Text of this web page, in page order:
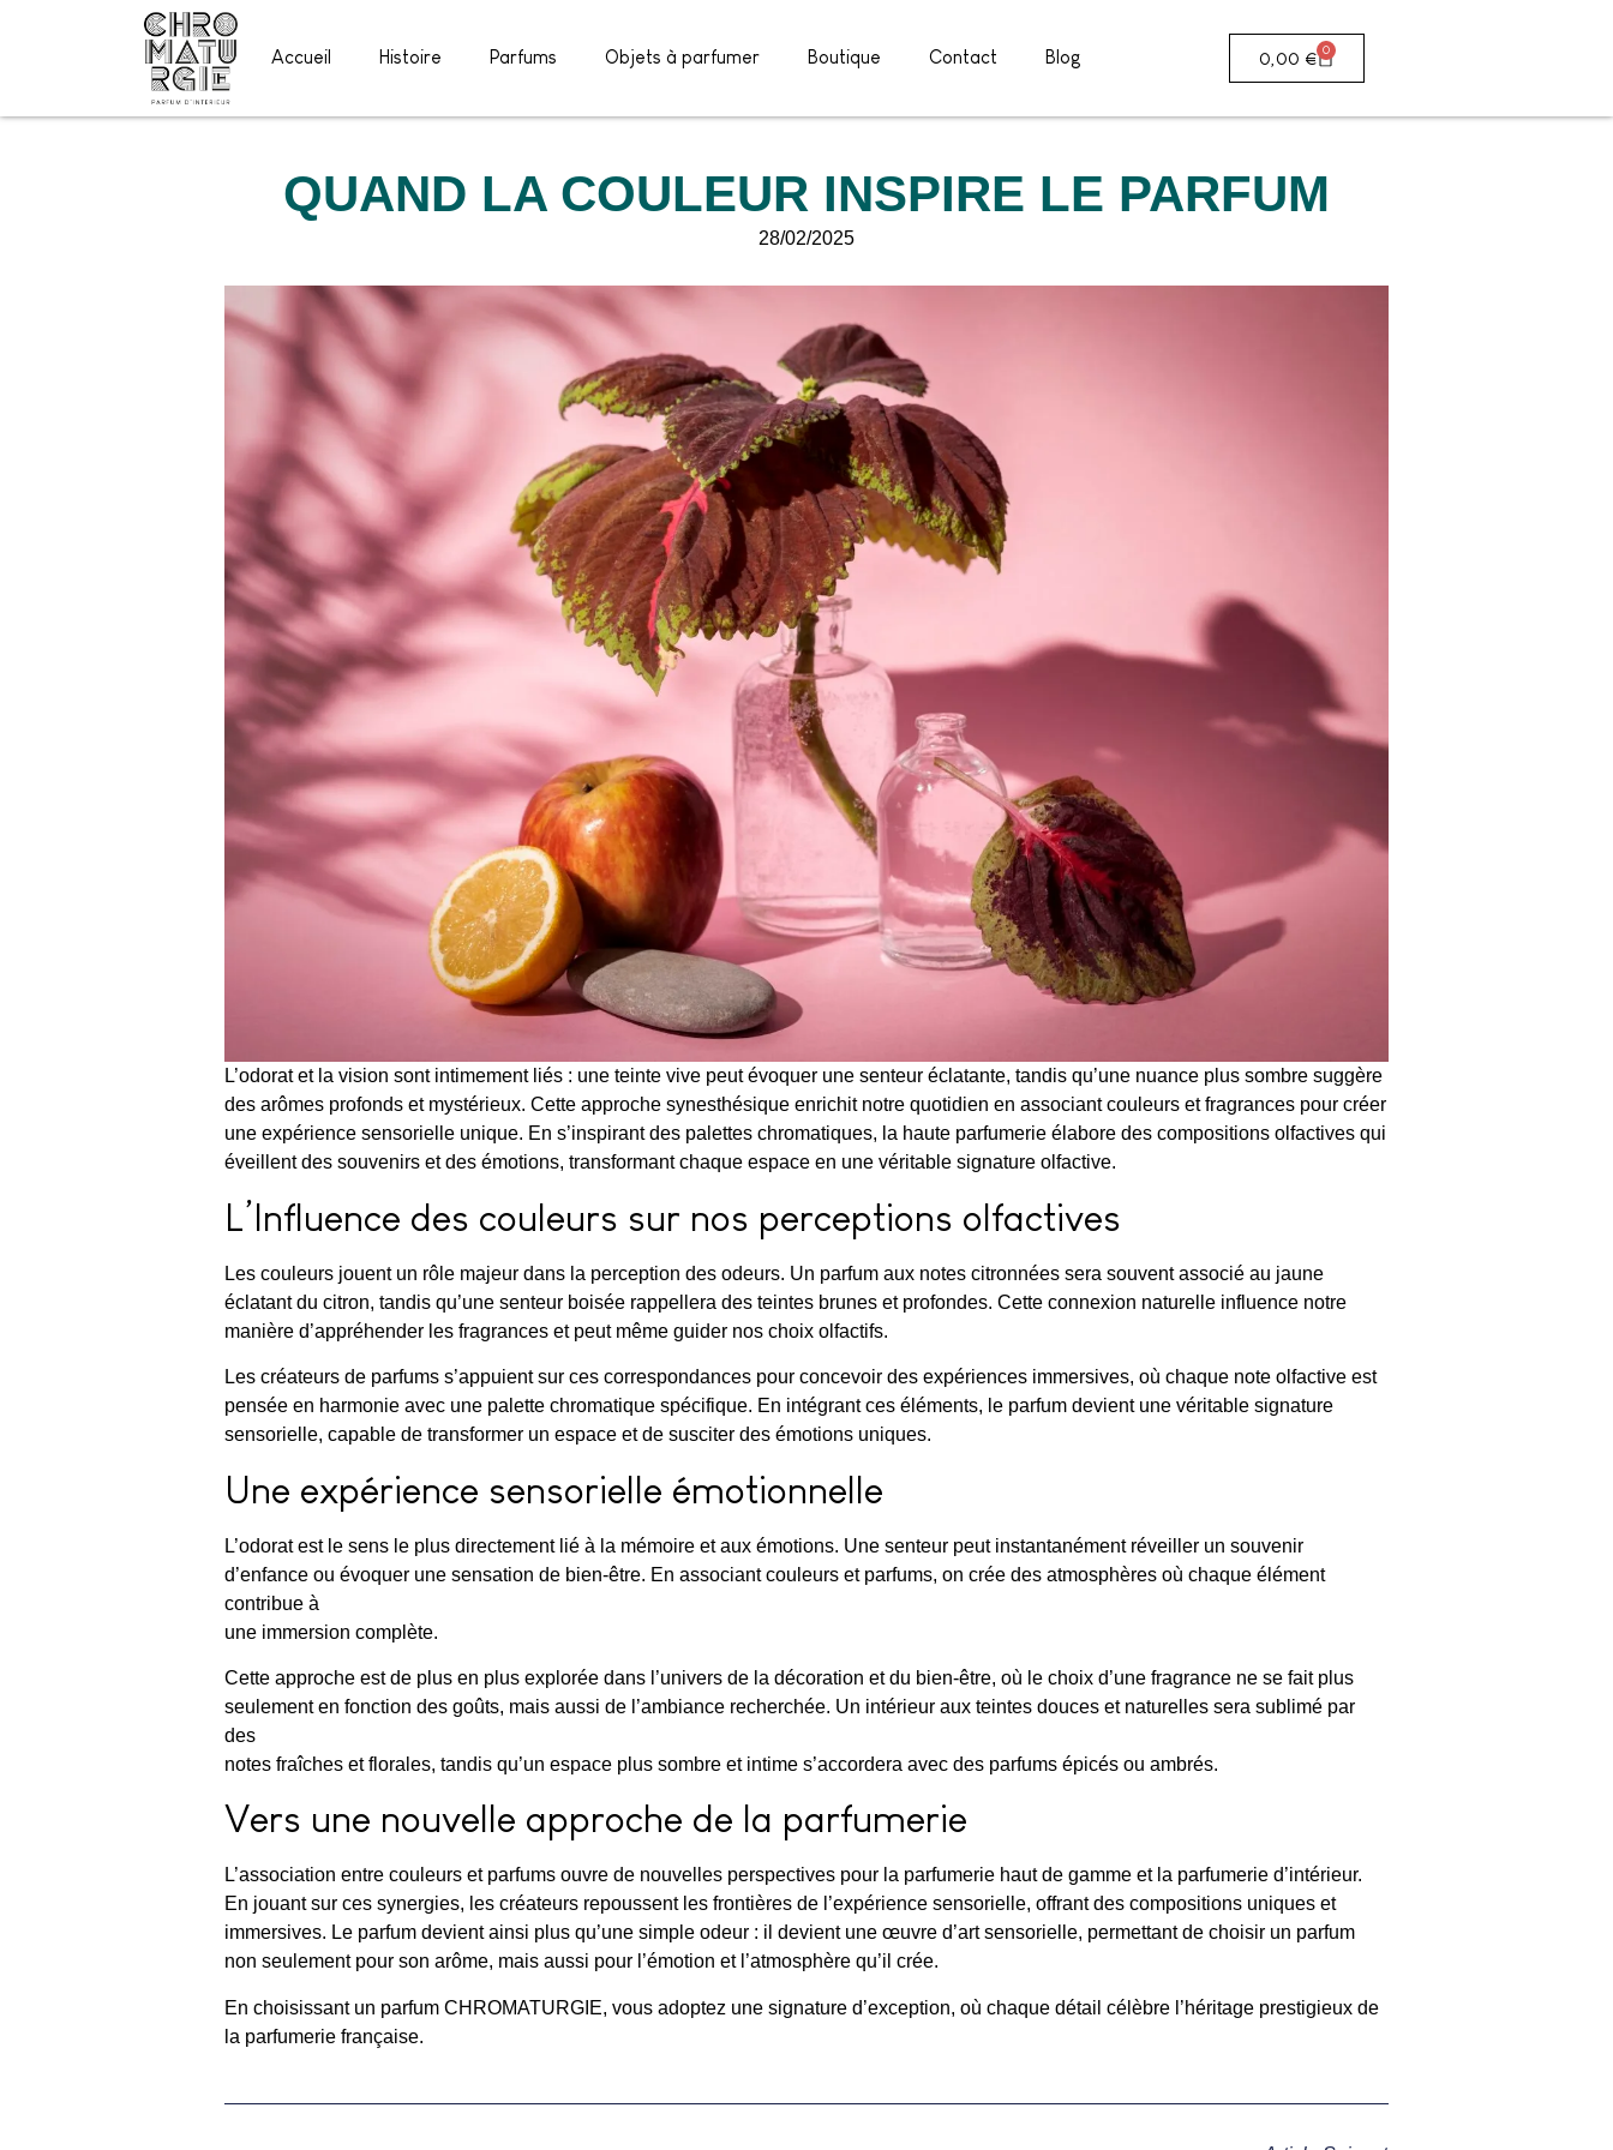
Accueil Histoire Parfums Objets à parfumer Boutique Contact Blog 0,00 € 0
QUAND LA COULEUR INSPIRE LE PARFUM
28/02/2025
L’odorat et la vision sont intimement liés : une teinte vive peut évoquer une senteur éclatante, tandis qu’une nuance plus sombre suggère
des arômes profonds et mystérieux. Cette approche synesthésique enrichit notre quotidien en associant couleurs et fragrances pour créer
une expérience sensorielle unique. En s’inspirant des palettes chromatiques, la haute parfumerie élabore des compositions olfactives qui
éveillent des souvenirs et des émotions, transformant chaque espace en une véritable signature olfactive.
L’Influence des couleurs sur nos perceptions olfactives
Les couleurs jouent un rôle majeur dans la perception des odeurs. Un parfum aux notes citronnées sera souvent associé au jaune
éclatant du citron, tandis qu’une senteur boisée rappellera des teintes brunes et profondes. Cette connexion naturelle influence notre
manière d’appréhender les fragrances et peut même guider nos choix olfactifs.
Les créateurs de parfums s’appuient sur ces correspondances pour concevoir des expériences immersives, où chaque note olfactive est
pensée en harmonie avec une palette chromatique spécifique. En intégrant ces éléments, le parfum devient une véritable signature
sensorielle, capable de transformer un espace et de susciter des émotions uniques.
Une expérience sensorielle émotionnelle
L’odorat est le sens le plus directement lié à la mémoire et aux émotions. Une senteur peut instantanément réveiller un souvenir
d’enfance ou évoquer une sensation de bien-être. En associant couleurs et parfums, on crée des atmosphères où chaque élément
contribue à
une immersion complète.
Cette approche est de plus en plus explorée dans l’univers de la décoration et du bien-être, où le choix d’une fragrance ne se fait plus
seulement en fonction des goûts, mais aussi de l’ambiance recherchée. Un intérieur aux teintes douces et naturelles sera sublimé par
des
notes fraîches et florales, tandis qu’un espace plus sombre et intime s’accordera avec des parfums épicés ou ambrés.
Vers une nouvelle approche de la parfumerie
L’association entre couleurs et parfums ouvre de nouvelles perspectives pour la parfumerie haut de gamme et la parfumerie d’intérieur.
En jouant sur ces synergies, les créateurs repoussent les frontières de l’expérience sensorielle, offrant des compositions uniques et
immersives. Le parfum devient ainsi plus qu’une simple odeur : il devient une œuvre d’art sensorielle, permettant de choisir un parfum
non seulement pour son arôme, mais aussi pour l’émotion et l’atmosphère qu’il crée.
En choisissant un parfum CHROMATURGIE, vous adoptez une signature d’exception, où chaque détail célèbre l’héritage prestigieux de
la parfumerie française.